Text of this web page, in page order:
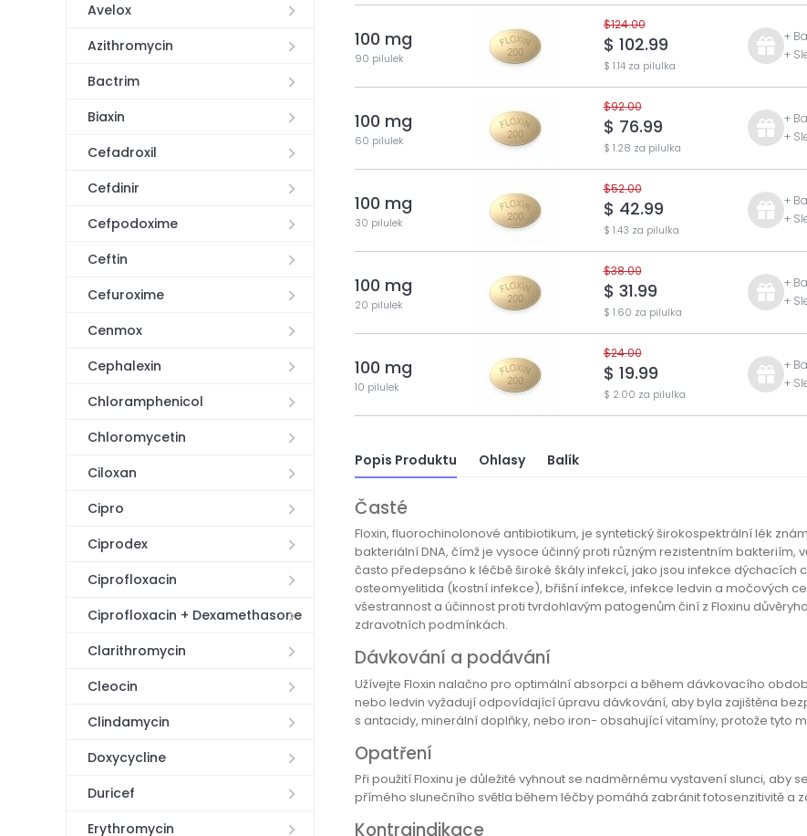
Avelox
Azithromycin
Bactrim
Biaxin
Cefadroxil
Cefdinir
Cefpodoxime
Ceftin
Cefuroxime
Cenmox
Cephalexin
Chloramphenicol
Chloromycetin
Ciloxan
Cipro
Ciprodex
Ciprofloxacin
Ciprofloxacin + Dexamethasone
Clarithromycin
Cleocin
Clindamycin
Doxycycline
Duricef
Erythromycin
100 mg
90 pilulek
$124.00
$ 102.99
$ 1.14 za pilulka
+
+
100 mg
60 pilulek
$92.00
$ 76.99
$ 1.28 za pilulka
+
+
100 mg
30 pilulek
$52.00
$ 42.99
$ 1.43 za pilulka
+
+
100 mg
20 pilulek
$38.00
$ 31.99
$ 1.60 za pilulka
+
+
100 mg
10 pilulek
$24.00
$ 19.99
$ 2.00 za pilulka
+
+
Popis Produktu Ohlasy Balík
Časté
Floxin, fluorochinolonové antibiotikum, je syntetický širokospektrální lék
bakteriální DNA, čímž je vysoce účinný proti různým rezistentním bakteriím,
často předepsáno k léčbě široké škály infekcí, jako jsou infekce dýchacích
osteomyelitida (kostní infekce), břišní infekce, infekce ledvin a močových
všestrannost a účinnost proti tvrdohlavým patogenům činí z Floxinu
zdravotních podmínkách.
Dávkování a podávání
Užívejte Floxin nalačno pro optimální absorpci a během dávkovacího
nebo ledvin vyžadují odpovídající úpravu dávkování, aby byla zajištěna
s antacidy, minerální doplňky, nebo iron- obsahující vitamíny, protože tyto
Opatření
Při použití Floxinu je důležité vyhnout se nadměrnému vystavení slunci, aby
přímého slunečního světla během léčby pomáhá zabránit fotosenzitivitě a
Kontraindikace